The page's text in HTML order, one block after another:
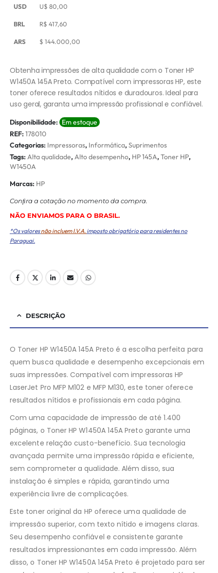
USD U$ 80,00
BRL R$ 417,60
ARS $ 144.000,00
Obtenha impressões de alta qualidade com o Toner HP
W1450A 145A Preto. Compatível com impressoras HP, este
toner oferece resultados nítidos e duradouros. Ideal para
uso geral, garanta uma impressão profissional e confiável.
Disponibilidade: Em estoque
REF: 178010
Categorias: Impressoras, Informática,Suprimentos
Tags: Alta qualidade,Alto desempenho, HP 145A,Toner HP,
W1450A
Marcas: HP
Conﬁra a cotação no momento da compra.
NÃO ENVIAMOS PARA O BRASIL.
*Os valoresnão incluem I.V.A. imposto obrigatório para residentes no
Paraguai.
DESCRIÇÃO
O Toner HP W1450A 145A Preto é a escolha perfeita para
quem busca qualidade e desempenho excepcionais em
suas impressões. Compatível com impressoras HP
LaserJet Pro MFP M102 e MFP M130, este toner oferece
resultados nítidos e profissionais em cada página.
Com uma capacidade de impressão de até 1.400
páginas, o Toner HP W1450A 145A Preto garante uma
excelente relação custo-benefício. Sua tecnologia
avançada permite uma impressão rápida e eficiente,
sem comprometer a qualidade. Além disso, sua
instalação é simples e rápida, garantindo uma
experiência livre de complicações.
Este toner original da HP oferece uma qualidade de
impressão superior, com texto nítido e imagens claras.
Seu desempenho confiável e consistente garante
resultados impressionantes em cada impressão. Além
disso, o Toner HP W1450A 145A Preto é projetado para ser